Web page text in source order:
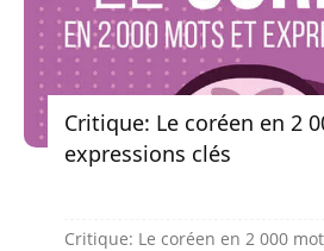
Critique: Le coréen en 2
expressions clés
Critique: Le coréen en 2 000